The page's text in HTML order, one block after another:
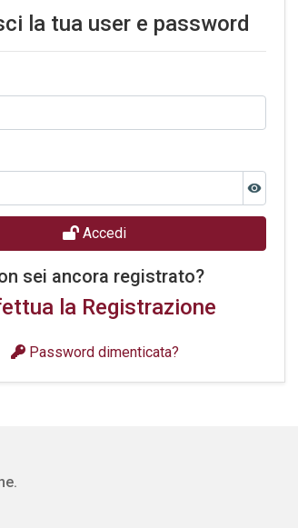
la tua user e password
Accedi
sei ancora registrato?
la Registrazione
Password dimenticata?